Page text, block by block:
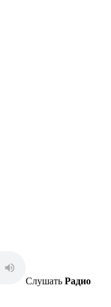
Слушать Радио